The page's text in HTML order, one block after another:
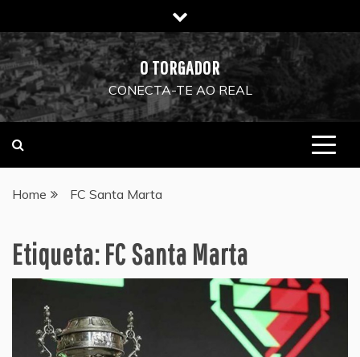
to
content
O TORGADOR
CONECTA-TE AO REAL
Home FC Santa Marta
Etiqueta:FC Santa Marta